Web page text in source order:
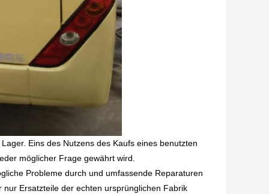
Eins des Nutzens des Kaufs eines benutzten
möglicher Frage gewährt wird.
Probleme durch und umfassende Reparaturen
Ersatzteile der echten ursprünglichen Fabrik